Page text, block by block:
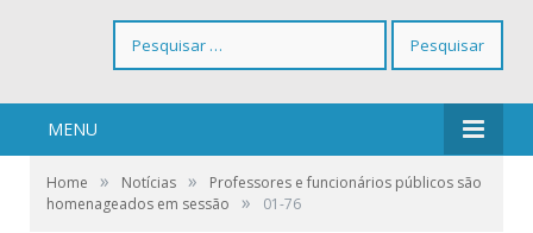
por:
MENU
Home » Notícias »
Professores e funcionários públicos são
homenageados em sessão
» 01-76